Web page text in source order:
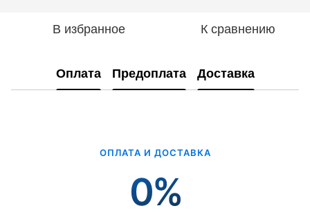
В избранное К сравнению
Оплата Предоплата Доставка
ОПЛАТА И ДОСТАВКА
0%